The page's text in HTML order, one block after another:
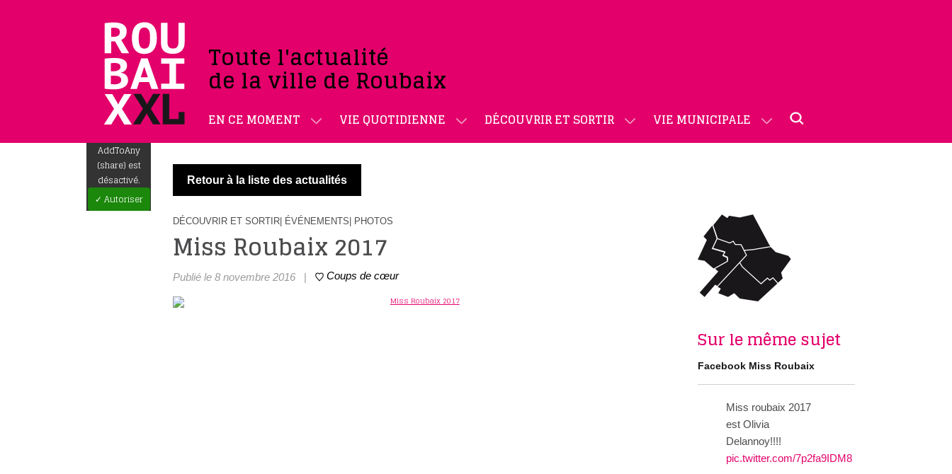
Toute l'actualité
de la ville de Roubaix
EN CE MOMENT VIE QUOTIDIENNE DÉCOUVRIR ET SORTIR VIE MUNICIPALE
AddToAny
(share) est
désactivé.
✓ Autoriser
Retour à la liste des actualités
DÉCOUVRIR ET SORTIR| ÉVÉNEMENTS | PHOTOS
Miss Roubaix 2017
Publié le 8 novembre 2016 | Coups de cœur
Sur le même sujet
Facebook Miss Roubaix
Miss roubaix 2017
est Olivia
Delannoy!!!!
pic.twitter.com/7p2fa9IDM8